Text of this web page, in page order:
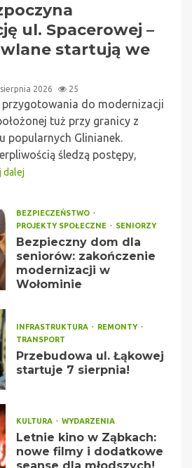
ul. Spacerowej –
startują we
2026 25
przygotowania do modernizacji
tuż przy granicy z
popularnych Glinianek.
śledzą postępy,
dalej
BEZPIECZEŃSTWO
PROJEKTY SPOŁECZNE
SENIORZY
Bezpieczny dom dla
seniorów: zakończenie
modernizacji w
Wołominie
INFRASTRUKTURA
REMONTY
TRANSPORT
Przebudowa ul. Łąkowej
startuje 7 sierpnia!
KULTURA WYDARZENIA
Letnie kino w Ząbkach:
nowe filmy i dodatkowe